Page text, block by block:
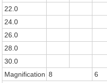
22.0
24.0
26.0
28.0
30.0
Magnification 8 6